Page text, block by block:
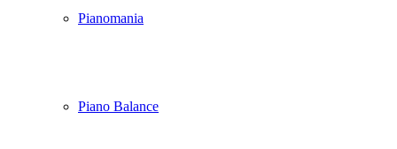
Pianomania
Piano Balance